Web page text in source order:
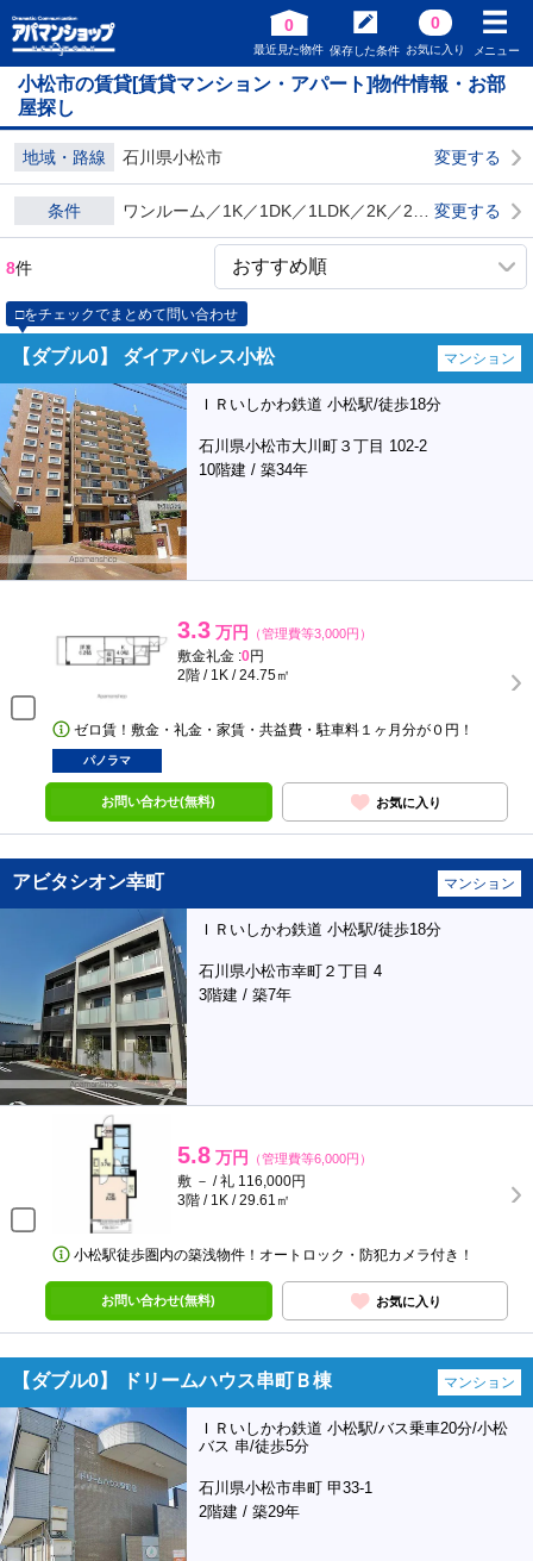
0
最近見た物件 保存した条件
0
お気に入り メニュー
小松市の賃貸[賃貸マンション・アパート]物件情報・お部
屋探し
地域・路線 石川県小松市 変更する
条件 変更する
8件
□をチェックでまとめて問い合わせ
【ダブル0】 ダイアパレス小松 マンション
ＩＲいしかわ鉄道 小松駅/徒歩18分
石川県小松市大川町３丁目 102-2
10階建 / 築34年
3.3 万円 （管理費等3,000円）
敷金礼金 :0円
2階 / 1K / 24.75㎡
ゼロ賃！敷金・礼金・家賃・共益費・駐車料１ヶ月分が０円！
パノラマ
お問い合わせ(無料) お気に入り
アビタシオン幸町 マンション
ＩＲいしかわ鉄道 小松駅/徒歩18分
石川県小松市幸町２丁目 4
3階建 / 築7年
5.8 万円 （管理費等6,000円）
敷 － / 礼 116,000円
3階 / 1K / 29.61㎡
小松駅徒歩圏内の築浅物件！オートロック・防犯カメラ付き！
お問い合わせ(無料) お気に入り
【ダブル0】 ドリームハウス串町Ｂ棟 マンション
ＩＲいしかわ鉄道 小松駅/バス乗車20分/小松
バス 串/徒歩5分
石川県小松市串町 甲33-1
2階建 / 築29年